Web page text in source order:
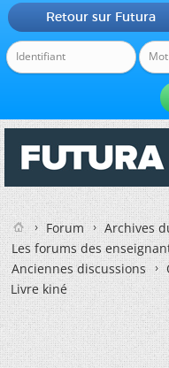
Retour sur Futura
Forum
Archives
Les forums des
Anciennes discussions
Livre kiné